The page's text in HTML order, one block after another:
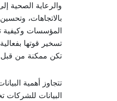
والرعاية الصحية
بالاتجاهات،
المؤسسات وكيفية
تسخير قوتها
تكن ممكنة من
تتجاوز أهمية
البيانات